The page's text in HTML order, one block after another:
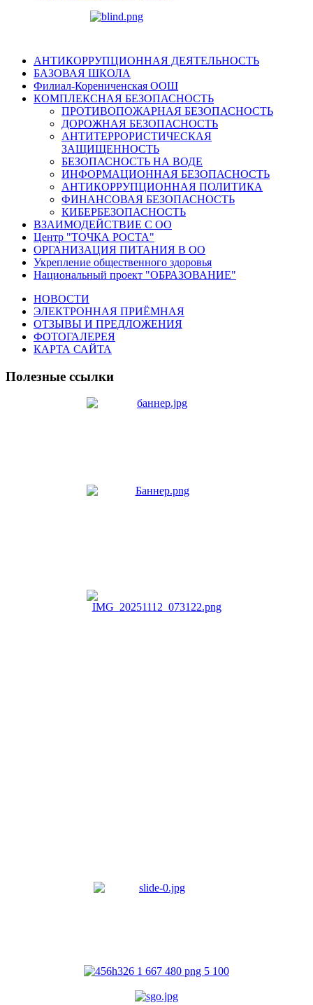
АНТИКОРРУПЦИОННАЯ ДЕЯТЕЛЬНОСТЬ
БАЗОВАЯ ШКОЛА
Филиал-Корениченская ООШ
КОМПЛЕКСНАЯ БЕЗОПАСНОСТЬ
ПРОТИВОПОЖАРНАЯ БЕЗОПАСНОСТЬ
ДОРОЖНАЯ БЕЗОПАСНОСТЬ
АНТИТЕРРОРИСТИЧЕСКАЯ
ЗАЩИЩЕННОСТЬ
БЕЗОПАСНОСТЬ НА ВОДЕ
ИНФОРМАЦИОННАЯ БЕЗОПАСНОСТЬ
АНТИКОРРУПЦИОННАЯ ПОЛИТИКА
ФИНАНСОВАЯ БЕЗОПАСНОСТЬ
КИБЕРБЕЗОПАСНОСТЬ
ВЗАИМОДЕЙСТВИЕ С ОО
Центр "ТОЧКА РОСТА"
ОРГАНИЗАЦИЯ ПИТАНИЯ В ОО
Укрепление общественного здоровья
Национальный проект "ОБРАЗОВАНИЕ"
НОВОСТИ
ЭЛЕКТРОННАЯ ПРИЁМНАЯ
ОТЗЫВЫ И ПРЕДЛОЖЕНИЯ
ФОТОГАЛЕРЕЯ
КАРТА САЙТА
Полезные ссылки